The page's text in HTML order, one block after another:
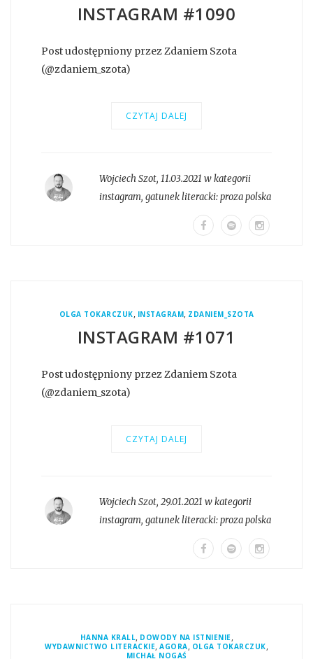
INSTAGRAM #1090
Post udostępniony przez Zdaniem Szota
(@zdaniem_szota)
CZYTAJ DALEJ
Wojciech Szot, 11.03.2021 w kategorii
instagram, gatunek literacki:proza polska
OLGA TOKARCZUK, INSTAGRAM, ZDANIEM_SZOTA
INSTAGRAM #1071
Post udostępniony przez Zdaniem Szota
(@zdaniem_szota)
CZYTAJ DALEJ
Wojciech Szot, 29.01.2021 w kategorii
instagram, gatunek literacki:proza polska
HANNA KRALL, DOWODY NA ISTNIENIE,
WYDAWNICTWO LITERACKIE,AGORA, OLGA TOKARCZUK,
MICHAŁ NOGAŚ